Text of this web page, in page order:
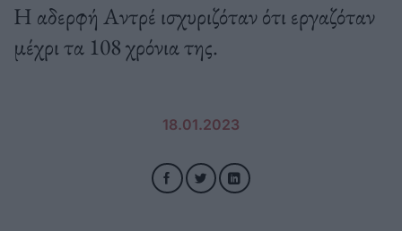
Η αδερφή Αντρέ ισχυριζόταν ότι εργαζόταν
μέχρι τα 108 χρόνια της.
18.01.2023